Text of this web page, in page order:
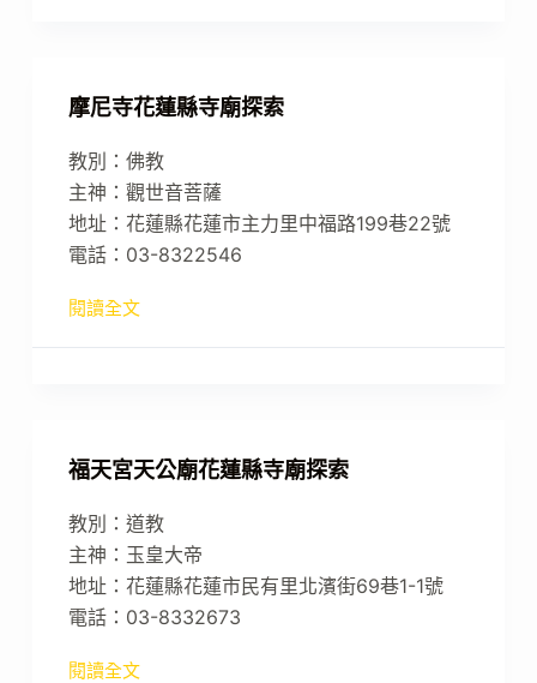
摩尼寺花蓮縣寺廟探索
教別：佛教
主神：觀世音菩薩
地址：花蓮縣花蓮市主力里中福路199巷22號
電話：03-8322546
閱讀全文
福天宮天公廟花蓮縣寺廟探索
教別：道教
主神：玉皇大帝
地址：花蓮縣花蓮市民有里北濱街69巷1-1號
電話：03-8332673
閱讀全文